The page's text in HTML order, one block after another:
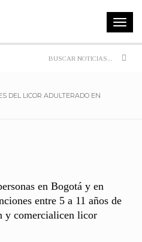
Toggle
DEL LICOR ADULTERADO EN
en Bogotá y en
entre 5 a 11 años de
y comercialicen licor